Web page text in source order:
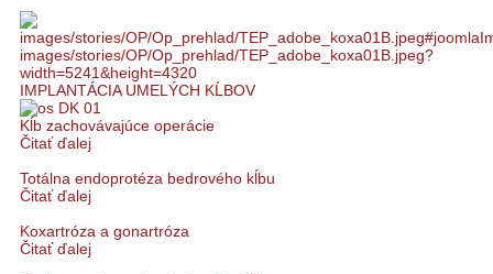
IMPLANTÁCIA UMELÝCH KĹBOV
Kĺb zachovávajúce operácie
Čitať ďalej
Totálna endoprotéza bedrového kĺbu
Čitať ďalej
Koxartróza a gonartróza
Čitať ďalej